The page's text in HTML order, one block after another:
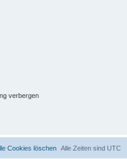
verbergen
Alle Zeiten sind UTC
Cookies löschen